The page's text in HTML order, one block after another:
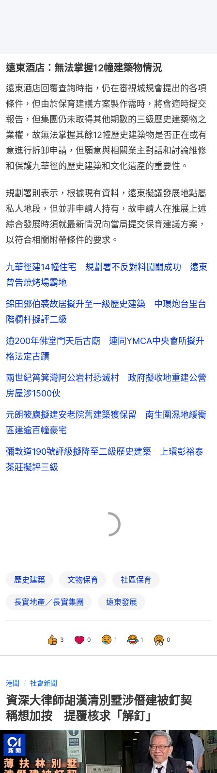
遠東酒店：無法掌握12幢建築物情況
遠東酒店回覆查詢時指，仍在審視城規會提出的各項
條件，但由於保育建議方案製作需時，將會適時提交
報告，但集團仍未取得其他期數的三級歷史建築物之
業權，故無法掌握其餘12幢歷史建築物是否正在或有
意進行拆卸申請，但願意與相關業主對話和討論維修
和保護九華徑的歷史建築和文化遺產的重要性。
規劃署則表示，根據現有資料，遠東擬議發展地點屬
私人地段，但並非申請人持有，故申請人在推展上述
綜合發展時須就最新情況向當局提交保育建議方案，
以符合相關附帶條件的要求。
九華徑建14幢住宅 規劃署不反對料闖關成功 遠東
曾告燒烤場霸地
錦田鄧伯裘故居擬升至一級歷史建築 中環炮台里台
階欄杆擬評二級
逾200年佛堂門天后古廟 連同YMCA中央會所擬升
格法定古蹟
兩世紀筲箕灣阿公岩村恐滅村 政府擬收地重建公營
房屋涉1500伙
元朗筱廬擬建安老院舊建築獲保留 南生圍濕地緩衝
區建逾百幢豪宅
彌敦道190號評級擬降至二級歷史建築 上環彭裕泰
茶莊擬評三級
歷史建築 文物保育 社區保育
長實地產／長實集團 遠東發展
3 0 1 1 0
港聞 社會新聞
資深大律師胡漢清別墅涉僭建被釘契
稱想加按 提覆核求「解釘」